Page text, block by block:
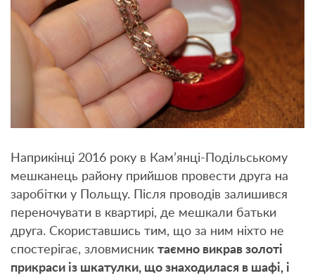
Наприкінці 2016 року в Кам’янці-Подільському
мешканець району прийшов провести друга на
заробітки у Польщу. Після проводів залишився
переночувати в квартирі, де мешкали батьки
друга. Скориставшись тим, що за ним ніхто не
спостерігає, зловмисник таємно викрав золоті
прикраси із шкатулки, що знаходилася в шафі, і